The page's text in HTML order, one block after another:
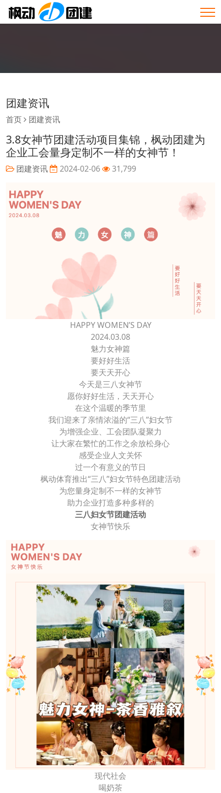
团建资讯
首页 团建资讯
3.8女神节团建活动项目集锦，枫动团建为
企业工会量身定制不一样的女神节！
团建资讯 2024-02-06 31,799
HAPPY WOMEN’S DAY
2024.03.08
魅力女神篇
要好好生活
要天天开心
今天是三八女神节
愿你好好生活，天天开心
在这个温暖的季节里
我们迎来了亲情浓溢的“三八”妇女节
为增强企业、工会团队凝聚力
让大家在繁忙的工作之余放松身心
感受企业人文关怀
过一个有意义的节日
枫动体育推出“三八”妇女节特色团建活动
为您量身定制不一样的女神节
助力企业打造多种多样的
三八妇女节团建活动
女神节快乐
现代社会
喝奶茶